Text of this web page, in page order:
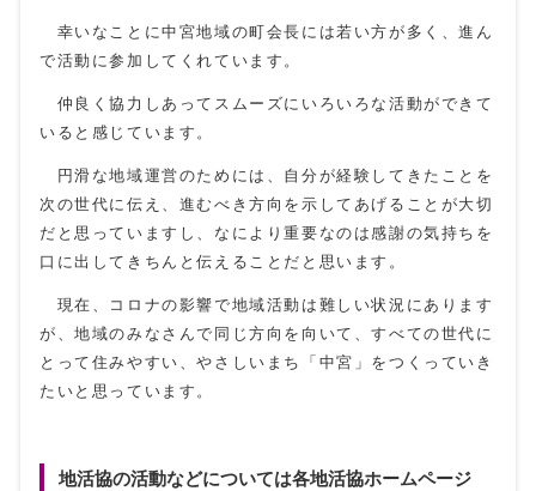
幸いなことに中宮地域の町会長には若い方が多く、進ん
で活動に参加してくれています。
仲良く協力しあってスムーズにいろいろな活動ができて
いると感じています。
円滑な地域運営のためには、自分が経験してきたことを
次の世代に伝え、進むべき方向を示してあげることが大切
だと思っていますし、なにより重要なのは感謝の気持ちを
口に出してきちんと伝えることだと思います。
現在、コロナの影響で地域活動は難しい状況にあります
が、地域のみなさんで同じ方向を向いて、すべての世代に
とって住みやすい、やさしいまち「中宮」をつくっていき
たいと思っています。
地活協の活動などについては各地活協ホームページ